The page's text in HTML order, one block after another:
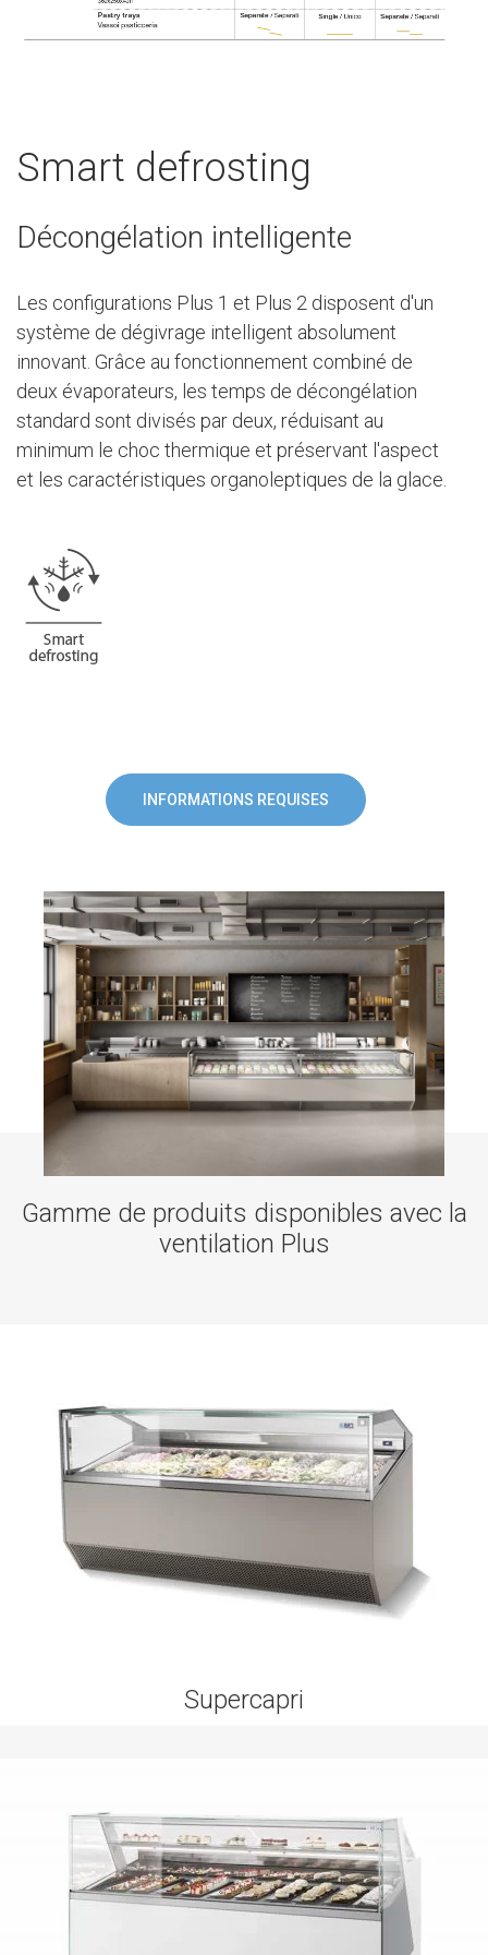
Smart defrosting
Décongélation intelligente
Les configurations Plus 1 et Plus 2 disposent d'un
système de dégivrage intelligent absolument
innovant. Grâce au fonctionnement combiné de
deux évaporateurs, les temps de décongélation
standard sont divisés par deux, réduisant au
minimum le choc thermique et préservant l'aspect
et les caractéristiques organoleptiques de la glace.
INFORMATIONS REQUISES
Gamme de produits disponibles avec la
ventilation Plus
Supercapri